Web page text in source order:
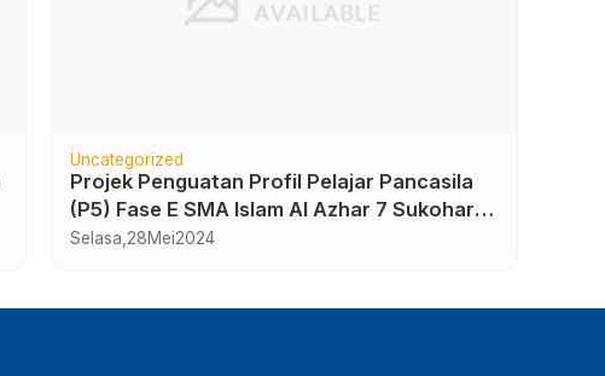
Uncategorized
Projek Penguatan Profil Pelajar Pancasila
(P5) Fase E SMA Islam Al Azhar 7 Sukoharjo
dengan tema “Gaya Hidup Sehat – Pojok
Selasa, 28Mei2024